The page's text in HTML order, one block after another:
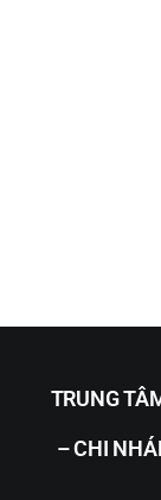
TRUNG
– CHI